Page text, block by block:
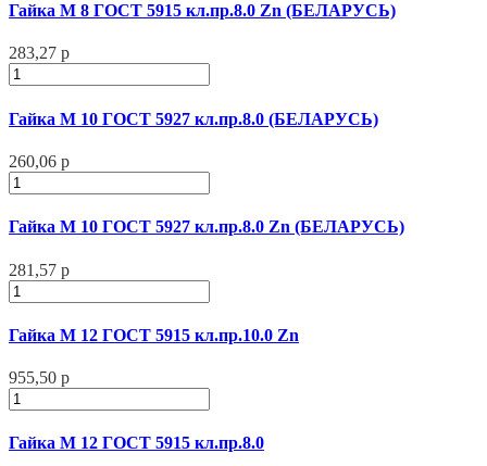
Гайка М 8 ГОСТ 5915 кл.пр.8.0 Zn (БЕЛАРУСЬ)
283,27 р
Гайка М 10 ГОСТ 5927 кл.пр.8.0 (БЕЛАРУСЬ)
260,06 р
Гайка М 10 ГОСТ 5927 кл.пр.8.0 Zn (БЕЛАРУСЬ)
281,57 р
Гайка М 12 ГОСТ 5915 кл.пр.10.0 Zn
955,50 р
Гайка М 12 ГОСТ 5915 кл.пр.8.0